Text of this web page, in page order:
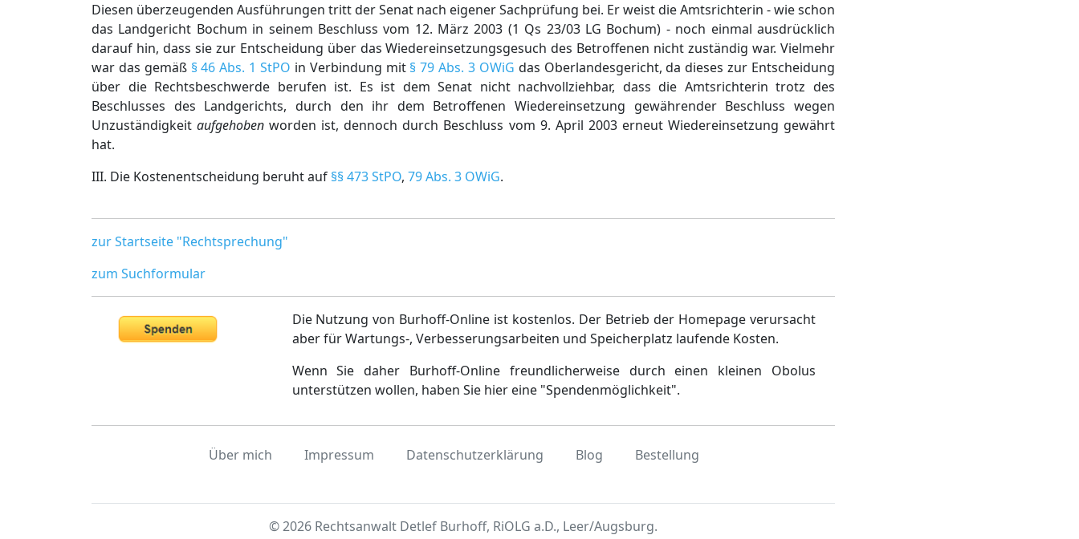
Diesen überzeugenden Ausführungen tritt der Senat nach eigener Sachprüfung bei. Er weist die Amtsrichterin - wie schon
das Landgericht Bochum in seinem Beschluss vom 12. März 2003 (1 Qs 23/03 LG Bochum) - noch einmal ausdrücklich
darauf hin, dass sie zur Entscheidung über das Wiedereinsetzungsgesuch des Betroffenen nicht zuständig war. Vielmehr
war das gemäß § 46 Abs. 1 StPO in Verbindung mit § 79 Abs. 3 OWiG das Oberlandesgericht, da dieses zur Entscheidung
über die Rechtsbeschwerde berufen ist. Es ist dem Senat nicht nachvollziehbar, dass die Amtsrichterin trotz des
Beschlusses des Landgerichts, durch den ihr dem Betroffenen Wiedereinsetzung gewährender Beschluss wegen
Unzuständigkeitaufgehoben worden ist, dennoch durch Beschluss vom 9. April 2003 erneut Wiedereinsetzung gewährt
hat.
III. Die Kostenentscheidung beruht auf §§ 473 StPO, 79 Abs. 3 OWiG.
zur Startseite "Rechtsprechung"
zum Suchformular
Die Nutzung von Burhoff-Online ist kostenlos. Der Betrieb der Homepage verursacht
aber für Wartungs-, Verbesserungsarbeiten und Speicherplatz laufende Kosten.
Wenn Sie daher Burhoff-Online freundlicherweise durch einen kleinen Obolus
unterstützen wollen, haben Sie hier eine "Spendenmöglichkeit".
Über mich Impressum Datenschutzerklärung Blog Bestellung
© 2026 Rechtsanwalt Detlef Burhoff, RiOLG a.D., Leer/Augsburg.